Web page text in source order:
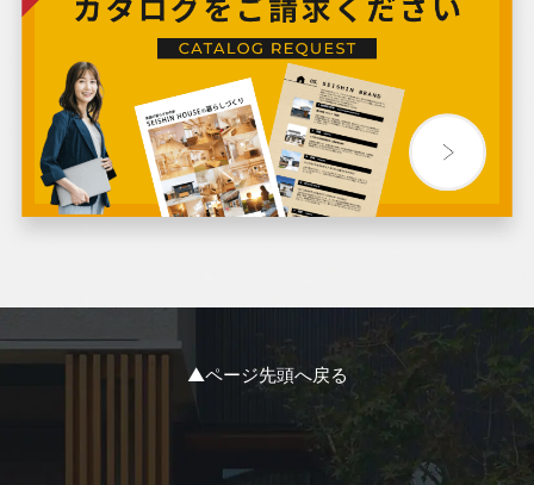
2024年3月
2024年2月
2023年11月
▲ページ先頭へ戻る